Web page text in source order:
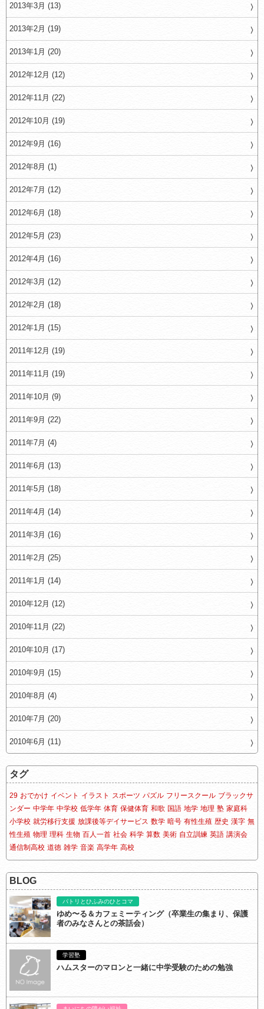
2013年3月 (13)
2013年2月 (19)
2013年1月 (20)
2012年12月 (12)
2012年11月 (22)
2012年10月 (19)
2012年9月 (16)
2012年8月 (1)
2012年7月 (12)
2012年6月 (18)
2012年5月 (23)
2012年4月 (16)
2012年3月 (12)
2012年2月 (18)
2012年1月 (15)
2011年12月 (19)
2011年11月 (19)
2011年10月 (9)
2011年9月 (22)
2011年7月 (4)
2011年6月 (13)
2011年5月 (18)
2011年4月 (14)
2011年3月 (16)
2011年2月 (25)
2011年1月 (14)
2010年12月 (12)
2010年11月 (22)
2010年10月 (17)
2010年9月 (15)
2010年8月 (4)
2010年7月 (20)
2010年6月 (11)
タグ
29 おでかけ イベント イラスト スポーツ パズル フリースクール ブラックサ
ンダー 中学年 中学校 低学年 体育 保健体育 和歌 国語 地学 地理 塾 家庭科
小学校 就労移行支援 放課後等デイサービス 数学 暗号 有性生殖 歴史 漢字 無
性生殖 物理 理科 生物 百人一首 社会 科学 算数 美術 自立訓練 英語 講演会
通信制高校 道徳 雑学 音楽 高学年 高校
BLOG
パトリとひふみのひとコマ
ゆめ〜る＆カフェミーティング（卒業生の集まり、保護
者のみなさんとの茶話会）
学習塾
ハムスターのマロンと一緒に中学受験のための勉強